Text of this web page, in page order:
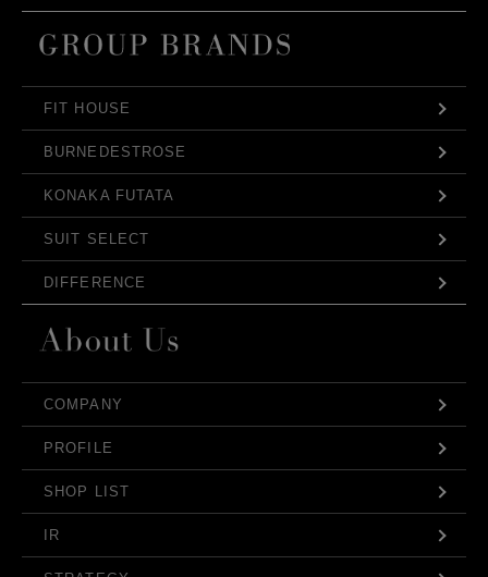
FIT HOUSE
BURNEDESTROSE
KONAKA FUTATA
SUIT SELECT
DIFFERENCE
COMPANY
PROFILE
SHOP LIST
IR